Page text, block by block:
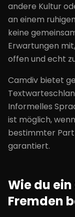
andere Kultur
an einem
keine
Erwartungen
offen und echt
Camdiv bietet
Informelles
ist möglich,
bestimmter
garantiert.
Wie du
Fremden